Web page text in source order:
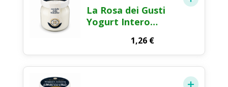
La Rosa dei Gusti
Yogurt Intero
1,26 €